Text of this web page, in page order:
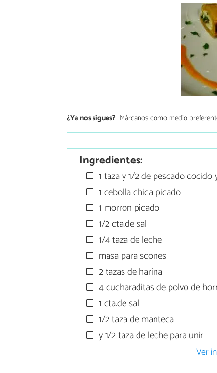
¿Ya nos sigues? Márcanos como medio
Ingredientes:
1 taza y 1/2 de pescado cocido
1 cebolla chica picado
1 morron picado
1/2 cta.de sal
1/4 taza de leche
masa para scones
2 tazas de harina
4 cucharaditas de polvo de
1 cta.de sal
1/2 taza de manteca
y 1/2 taza de leche para unir
Ver